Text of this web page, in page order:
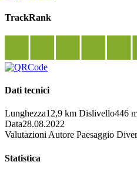
TrackRank
Dati tecnici
Lunghezza12,9 km Dislivello446
Data28.08.2022
Valutazioni Autore Paesaggio
Statistica